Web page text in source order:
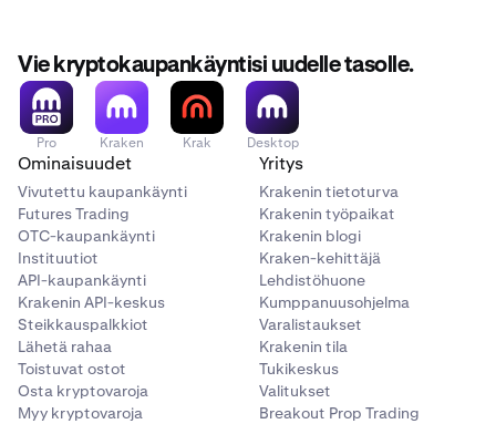
Vie kryptokaupankäyntisi uudelle tasolle.
Pro Kraken Krak Desktop
Ominaisuudet
Vivutettu kaupankäynti
Futures Trading
OTC-kaupankäynti
Instituutiot
API-kaupankäynti
Krakenin API-keskus
Steikkauspalkkiot
Lähetä rahaa
Toistuvat ostot
Osta kryptovaroja
Myy kryptovaroja
Yritys
Krakenin tietoturva
Krakenin työpaikat
Krakenin blogi
Kraken-kehittäjä
Lehdistöhuone
Kumppanuusohjelma
Varalistaukset
Krakenin tila
Tukikeskus
Valitukset
Breakout Prop Trading